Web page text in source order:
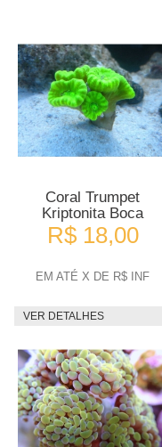
Coral Trumpet
Kriptonita Boca
R$ 18,00
EM ATÉ X DE R$ INF
VER DETALHES